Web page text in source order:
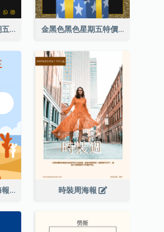
黃色大氣球黑色星期五特價海報 金黑色黑色星期五特價海報
海洋污染插畫運動海報 時裝周海報